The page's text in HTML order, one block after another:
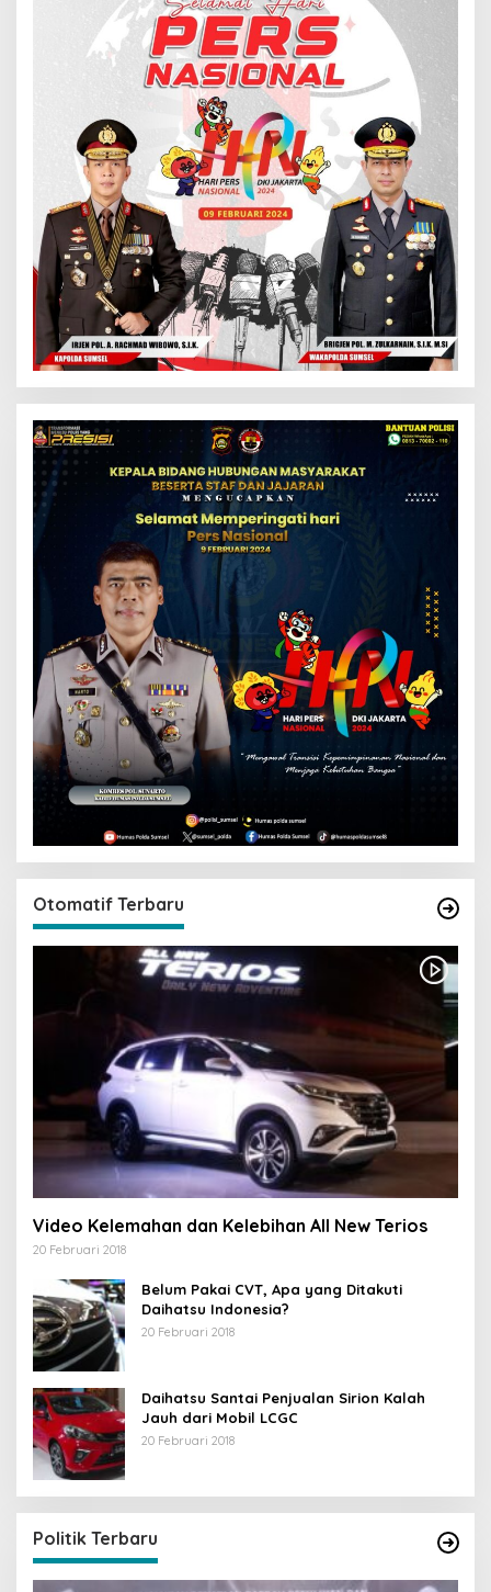
Otomatif Terbaru
Video Kelemahan dan Kelebihan All New Terios
20 Februari 2018
Belum Pakai CVT, Apa yang Ditakuti
Daihatsu Indonesia?
20 Februari 2018
Daihatsu Santai Penjualan Sirion Kalah
Jauh dari Mobil LCGC
20 Februari 2018
Politik Terbaru